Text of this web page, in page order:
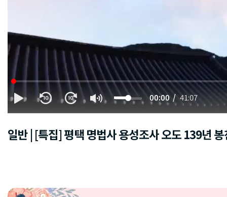
00:00 41:07
일반 | [특집] 평택 명법사 용성조사 오도 139년